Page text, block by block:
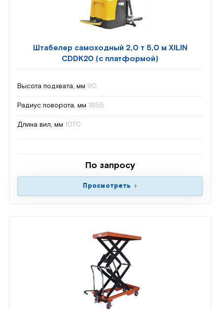
Штабелер самоходный 2,0 т 5,0 м XILIN
CDDK20 (с платформой)
Высота подхвата, мм 90
Радиус поворота, мм 1655
Длина вил, мм 1070
По запросу
Просмотреть